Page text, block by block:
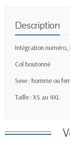
Description
Intégration numéro,
Col boutonné
Sexe : homme ou
Taille : XS au 4XL